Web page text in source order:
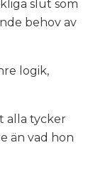
slut som
behov av
logik,
alla tycker
än vad hon